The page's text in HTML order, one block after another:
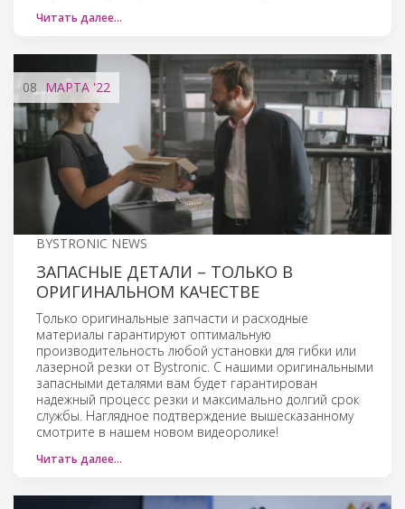
Читать далее…
08 МАРТА '22
BYSTRONIC NEWS
ЗАПАСНЫЕ ДЕТАЛИ – ТОЛЬКО В
ОРИГИНАЛЬНОМ КАЧЕСТВЕ
Только оригинальные запчасти и расходные
материалы гарантируют оптимальную
производительность любой установки для гибки или
лазерной резки от Bystronic. С нашими оригинальными
запасными деталями вам будет гарантирован
надежный процесс резки и максимально долгий срок
службы. Наглядное подтверждение вышесказанному
смотрите в нашем новом видеоролике!
Читать далее…